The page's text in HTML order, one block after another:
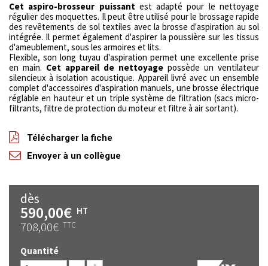
Cet aspiro-brosseur puissantest adapté pour le nettoyage
régulier des moquettes. Il peut être utilisé pour le brossage rapide
des revêtements de sol textiles avec la brosse d'aspiration au sol
intégrée. Il permet également d'aspirer la poussière sur les tissus
d'ameublement, sous les armoires et lits.
Flexible, son long tuyau d'aspiration permet une excellente prise
en main. Cet appareil de nettoyage possède un ventilateur
silencieux à isolation acoustique. Appareil livré avec un ensemble
complet d'accessoires d'aspiration manuels, une brosse électrique
réglable en hauteur et un triple système de filtration (sacs micro-
filtrants, filtre de protection du moteur et filtre à air sortant).
Télécharger la fiche
Envoyer à un collègue
dès
590,00€ HT
708,00€ TTC
Quantité